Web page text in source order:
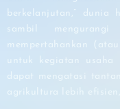
berkelanjutan,” dunia
sambil
mempertahankan
untuk kegiatan
dapat mengatasi
agrikultura lebih